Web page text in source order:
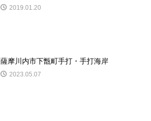
2019.01.20
薩摩川内市下甑町手打・手打海岸
2023.05.07